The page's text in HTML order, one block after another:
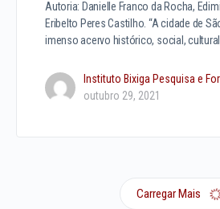
Autoria: Danielle Franco da Rocha,
Eribelto Peres Castilho. “A cidade de
imenso acervo histórico, social,
Instituto Bixiga Pesquisa e
outubro 29, 2021
Carregar Mais